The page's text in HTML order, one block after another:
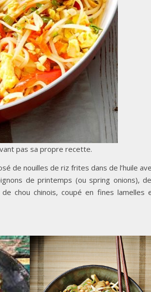
pas sa propre recette.
de nouilles de riz frites dans de l’huile
de printemps (ou spring onions),
chou chinois, coupé en fines lamelles